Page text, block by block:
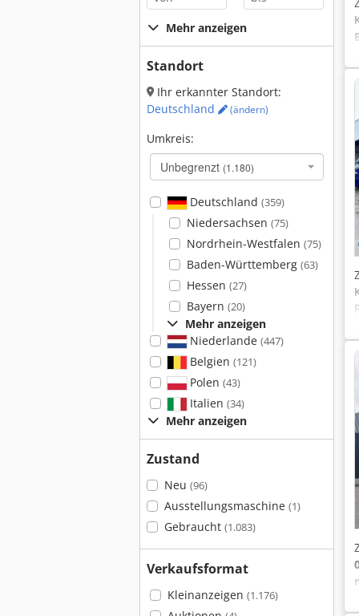
Mehr anzeigen
Standort
Ihr erkannter Standort:
Deutschland
(ändern)
Umkreis:
Unbegrenzt (1.180)
Deutschland (359)
Niedersachsen (75)
Nordrhein-Westfalen (75)
Baden-Württemberg (63)
Hessen (27)
Bayern (20)
Mehr anzeigen
Niederlande (447)
Belgien (121)
Polen (43)
Italien (34)
Mehr anzeigen
Zustand
Neu (96)
Ausstellungsmaschine (1)
Gebraucht (1.083)
Verkaufsformat
Kleinanzeigen (1.176)